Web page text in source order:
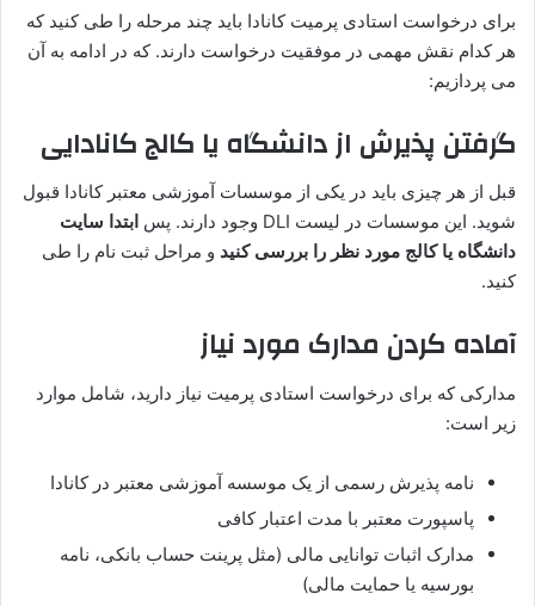
برای درخواست استادی پرمیت کانادا باید چند مرحله را طی کنید که
هر کدام نقش مهمی در موفقیت درخواست دارند. که در ادامه به آن
می پردازیم:
گرفتن پذیرش از دانشگاه یا کالج کانادایی
قبل از هر چیزی باید در یکی از موسسات آموزشی معتبر کانادا قبول
شوید. این موسسات در لیست DLI وجود دارند. پس
ابتدا سایت
دانشگاه یا کالج مورد نظر را بررسی کنید و مراحل ثبت‌ نام را طی
کنید.
آماده‌ کردن مدارک مورد نیاز
مدارکی که برای درخواست استادی پرمیت نیاز دارید، شامل موارد
زیر است:
نامه پذیرش رسمی از یک موسسه آموزشی معتبر در کانادا
پاسپورت معتبر با مدت اعتبار کافی
مدارک اثبات توانایی مالی (مثل پرینت حساب بانکی، نامه
بورسیه یا حمایت مالی)